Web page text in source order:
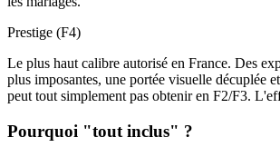
Prestige (F4)
Le plus haut calibre autorisé en France. Des
plus imposantes, une portée visuelle décuplée
peut tout simplement pas obtenir en F2/F3.
Pourquoi "tout inclus" ?